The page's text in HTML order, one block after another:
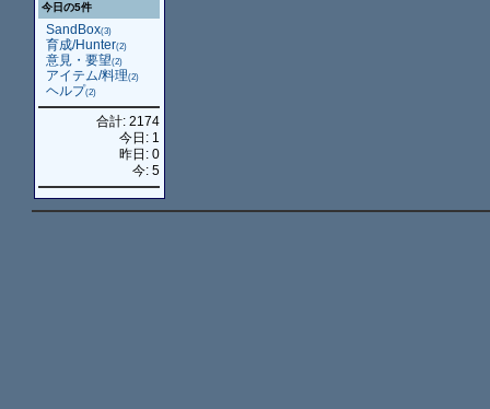
今日の5件
SandBox(3)
育成/Hunter(2)
意見・要望(2)
アイテム/料理(2)
ヘルプ(2)
合計: 2174
今日: 1
昨日: 0
今: 5